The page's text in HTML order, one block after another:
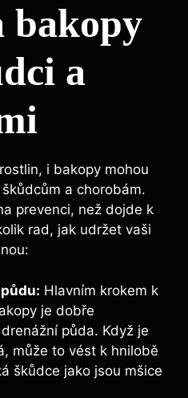
bakopy
a
i bakopy mohou
a chorobám.
prevenci, než dojde k
rad, jak udržet vaši
Hlavním krokem k
je dobře
půda. Když je
může to vést k hnilobě
škůdce jako jsou mšice